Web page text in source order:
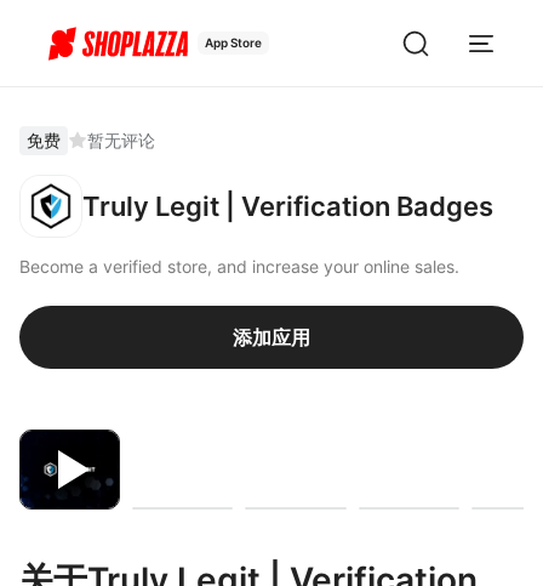
App Store
免费 暂无评论
Truly Legit | Verification Badges
Become a verified store, and increase your online sales.
添加应用